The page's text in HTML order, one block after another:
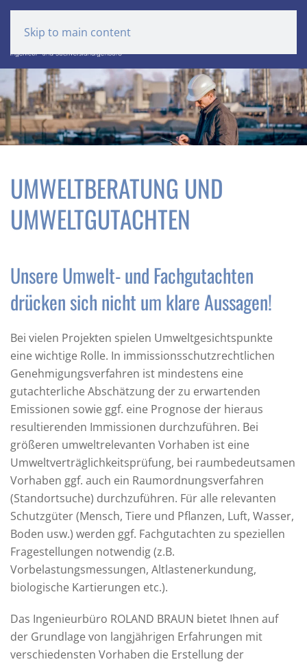
Skip to main content
UMWELTBERATUNG UND
UMWELTGUTACHTEN
Unsere Umwelt- und Fachgutachten
drücken sich nicht um klare Aussagen!
Bei vielen Projekten spielen Umweltgesichtspunkte
eine wichtige Rolle. In immissionsschutzrechtlichen
Genehmigungsverfahren ist mindestens eine
gutachterliche Abschätzung der zu erwartenden
Emissionen sowie ggf. eine Prognose der hieraus
resultierenden Immissionen durchzuführen. Bei
größeren umweltrelevanten Vorhaben ist eine
Umweltverträglichkeitsprüfung, bei raumbedeutsamen
Vorhaben ggf. auch ein Raumordnungsverfahren
(Standortsuche) durchzuführen. Für alle relevanten
Schutzgüter (Mensch, Tiere und Pflanzen, Luft, Wasser,
Boden usw.) werden ggf. Fachgutachten zu speziellen
Fragestellungen notwendig (z.B.
Vorbelastungsmessungen, Altlastenerkundung,
biologische Kartierungen etc.).
Das Ingenieurbüro ROLAND BRAUN bietet Ihnen auf
der Grundlage von langjährigen Erfahrungen mit
verschiedensten Vorhaben die Erstellung der